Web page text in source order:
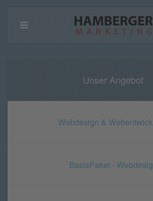
Unser Angebot
Webdesign &
BasisPaket -